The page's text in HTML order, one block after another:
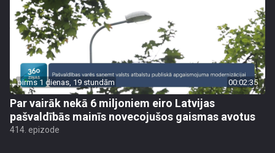
pirms 1 dienas, 19 stundām 00:02:35
Par vairāk nekā 6 miljoniem eiro Latvijas
pašvaldībās mainīs novecojušos gaismas avotus
414. epizode